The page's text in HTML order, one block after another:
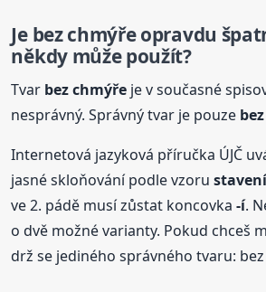
Je bez chmýře opravdu
někdy může použít?
Tvar bez chmýře je v současné
nesprávný. Správný tvar je pouze
Internetová jazyková příručka ÚJČ
jasné skloňování podle vzoru
ve 2. pádě musí zůstat koncovka-í.
o dvě možné varianty. Pokud chceš
drž se jediného správného tvaru: